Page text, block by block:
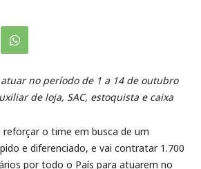
no período de 1 a 14 de outubro
de loja, SAC, estoquista e caixa
reforçar o time em busca de um
e diferenciado, e vai contratar 1.700
por todo o País para atuarem no